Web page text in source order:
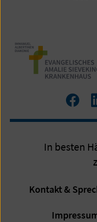
Zum
In besten
Kontakt &